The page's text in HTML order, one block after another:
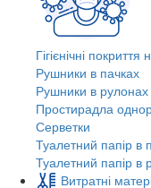
Гігієнічні покриття
Рушники в пачках
Рушники в рулонах
Простирадла
Серветки
Туалетний папір в
Туалетний папір в
Витратні